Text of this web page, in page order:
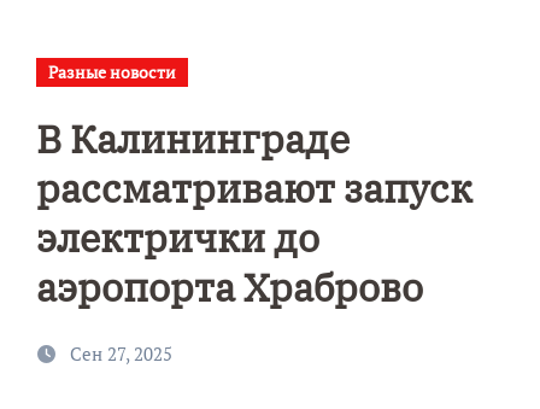
Разные новости
В Калининграде
рассматривают запуск
электрички до
аэропорта Храброво
Сен 27, 2025